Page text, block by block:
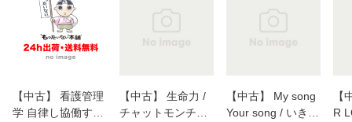
【中古】 看護管理
学 自律し協働する
【中古】 生命力 /
チャットモンチー /
【中古】 My song
Your song / いきも
【
R